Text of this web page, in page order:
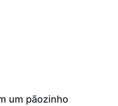
um pãozinho